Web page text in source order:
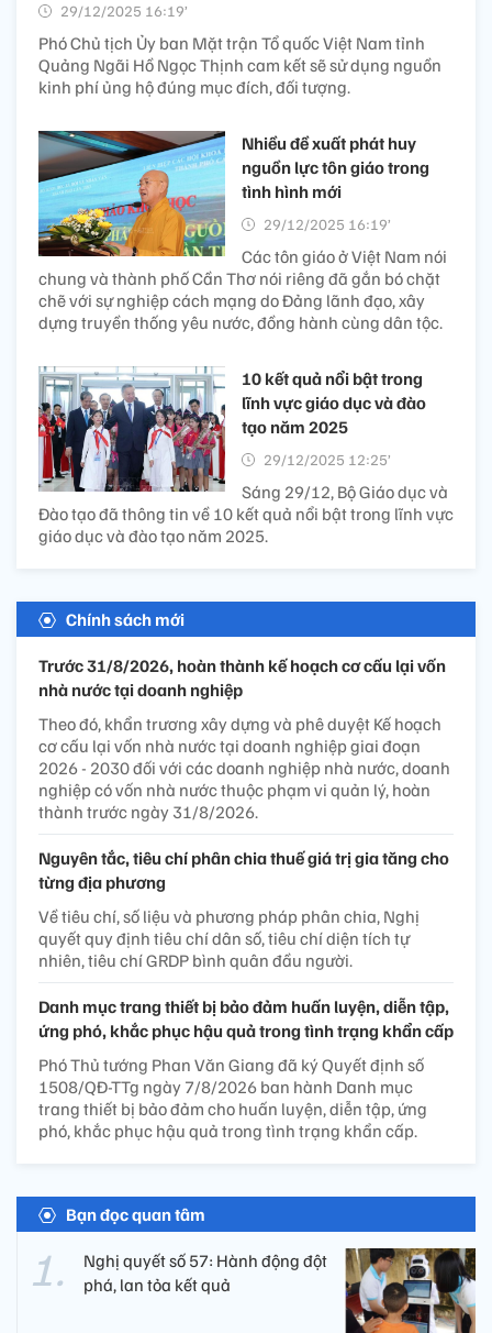
29/12/2025 16:19’
Phó Chủ tịch Ủy ban Mặt trận Tổ quốc Việt Nam tỉnh
Quảng Ngãi Hồ Ngọc Thịnh cam kết sẽ sử dụng nguồn
kinh phí ủng hộ đúng mục đích, đối tượng.
Nhiều đề xuất phát huy
nguồn lực tôn giáo trong
tình hình mới
29/12/2025 16:19’
Các tôn giáo ở Việt Nam nói
chung và thành phố Cần Thơ nói riêng đã gắn bó chặt
chẽ với sự nghiệp cách mạng do Đảng lãnh đạo, xây
dựng truyền thống yêu nước, đồng hành cùng dân tộc.
10 kết quả nổi bật trong
lĩnh vực giáo dục và đào
tạo năm 2025
29/12/2025 12:25’
Sáng 29/12, Bộ Giáo dục và
Đào tạo đã thông tin về 10 kết quả nổi bật trong lĩnh vực
giáo dục và đào tạo năm 2025.
Chính sách mới
Trước 31/8/2026, hoàn thành kế hoạch cơ cấu lại vốn
nhà nước tại doanh nghiệp
Theo đó, khẩn trương xây dựng và phê duyệt Kế hoạch
cơ cấu lại vốn nhà nước tại doanh nghiệp giai đoạn
2026 - 2030 đối với các doanh nghiệp nhà nước, doanh
nghiệp có vốn nhà nước thuộc phạm vi quản lý, hoàn
thành trước ngày 31/8/2026.
Nguyên tắc, tiêu chí phân chia thuế giá trị gia tăng cho
từng địa phương
Về tiêu chí, số liệu và phương pháp phân chia, Nghị
quyết quy định tiêu chí dân số, tiêu chí diện tích tự
nhiên, tiêu chí GRDP bình quân đầu người.
Danh mục trang thiết bị bảo đảm huấn luyện, diễn tập,
ứng phó, khắc phục hậu quả trong tình trạng khẩn cấp
Phó Thủ tướng Phan Văn Giang đã ký Quyết định số
1508/QĐ-TTg ngày 7/8/2026 ban hành Danh mục
trang thiết bị bảo đảm cho huấn luyện, diễn tập, ứng
phó, khắc phục hậu quả trong tình trạng khẩn cấp.
Bạn đọc quan tâm
Nghị quyết số 57: Hành động đột
phá, lan tỏa kết quả